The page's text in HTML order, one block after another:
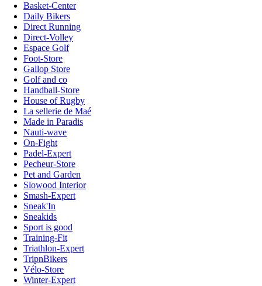
Basket-Center
Daily Bikers
Direct Running
Direct-Volley
Espace Golf
Foot-Store
Gallop Store
Golf and co
Handball-Store
House of Rugby
La sellerie de Maé
Made in Paradis
Nauti-wave
On-Fight
Padel-Expert
Pecheur-Store
Pet and Garden
Slowood Interior
Smash-Expert
Sneak'In
Sneakids
Sport is good
Training-Fit
Triathlon-Expert
TripnBikers
Vélo-Store
Winter-Expert